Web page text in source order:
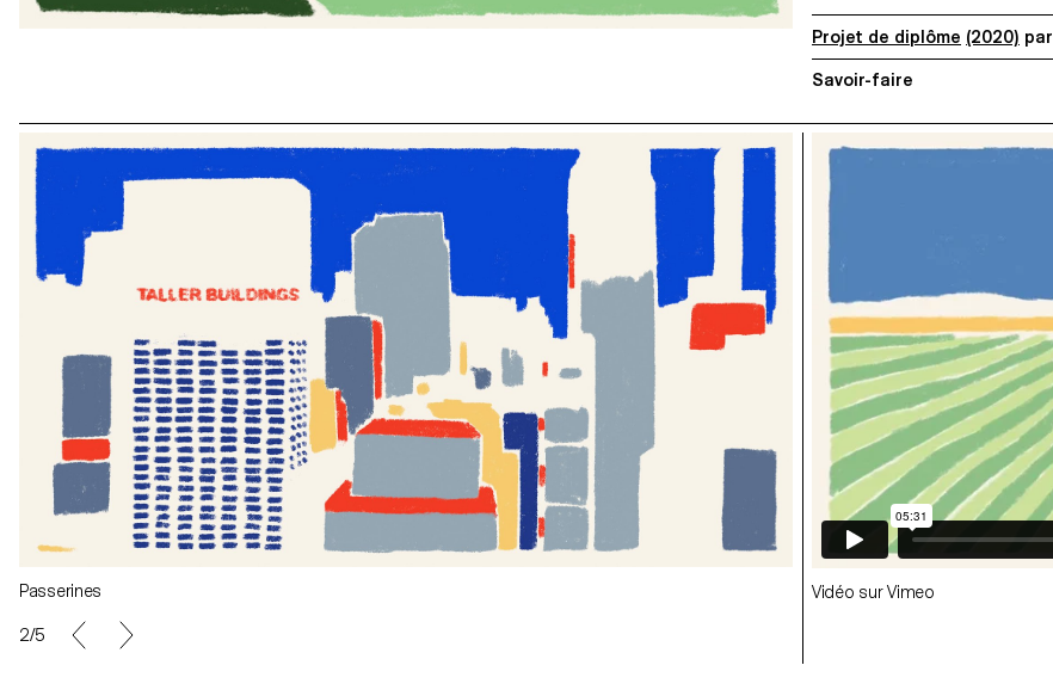
Projet de diplôme (2020) par
Savoir-faire
Passerines Passerines
2/5
Vidéo sur Vimeo